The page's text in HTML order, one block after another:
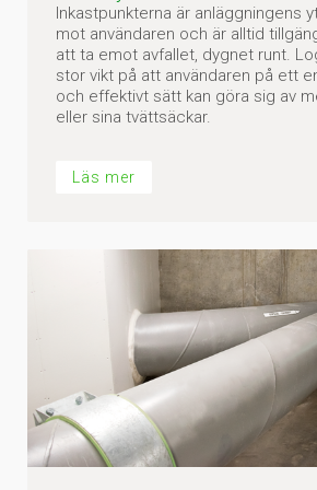
Inkastpunkterna är anläggningens
mot användaren och är alltid
att ta emot avfallet, dygnet runt.
stor vikt på att användaren på ett
och effektivt sätt kan göra sig av
eller sina tvättsäckar.
Läs mer